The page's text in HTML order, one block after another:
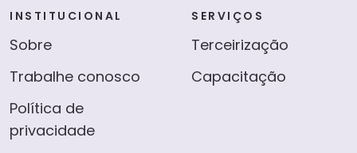
INSTITUCIONAL
Sobre
Trabalhe conosco
Política de
privacidade
SERVIÇOS
Terceirização
Capacitação